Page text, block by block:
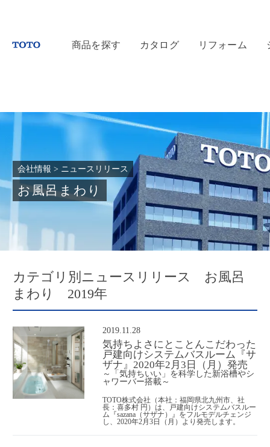
商品を探す カタログ リフォーム
会社情報 > ニュースリリース
お風呂まわり
カテゴリ別ニュースリリース お風呂
まわり 2019年
2019.11.28
気持ちよさにとことんこだわった
戸建向けシステムバスルーム『サ
ザナ』2020年2月3日（月）発売
～「気持ちいい」を科学した新浴槽やシ
ャワーバー搭載～
TOTO株式会社（本社：福岡県北九州市、社
長：喜多村 円）は、戸建向けシステムバスルー
ム『sazana（サザナ）』をフルモデルチェンジ
し、2020年2月3日（月）より発売します。